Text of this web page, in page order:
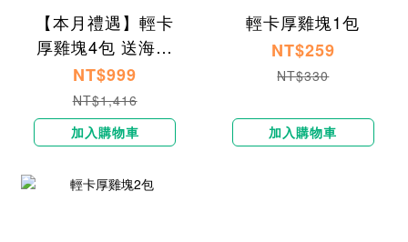
【本月禮遇】輕卡
厚雞塊4包 送海鹽
焦糖貝果1入
NT$999
NT$1,416
加入購物車
輕卡厚雞塊1包
NT$259
NT$330
加入購物車